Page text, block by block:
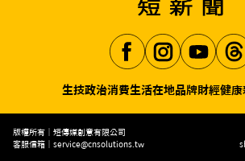
Aa
生技政治消費生活在地品牌財經健康
版權所有｜短傳媒創意有限公司
客服信箱｜ service@cnsolutions.tw